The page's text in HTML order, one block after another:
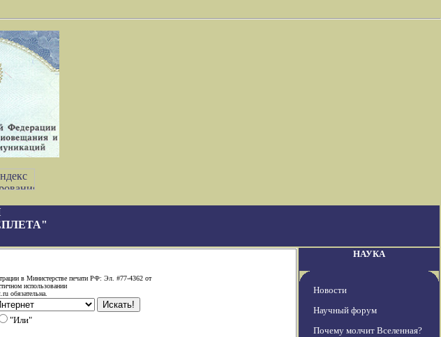
в Министерстве печати РФ: Эл. #77-4362 от
использовании
обязательна.
"Или"
НАУКА
Новости
Научный форум
Почему молчит Вселенная?